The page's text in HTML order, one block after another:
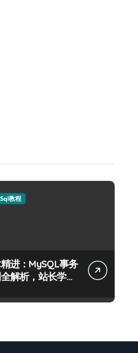
教程
进：MySQL事务
解析，站长学院